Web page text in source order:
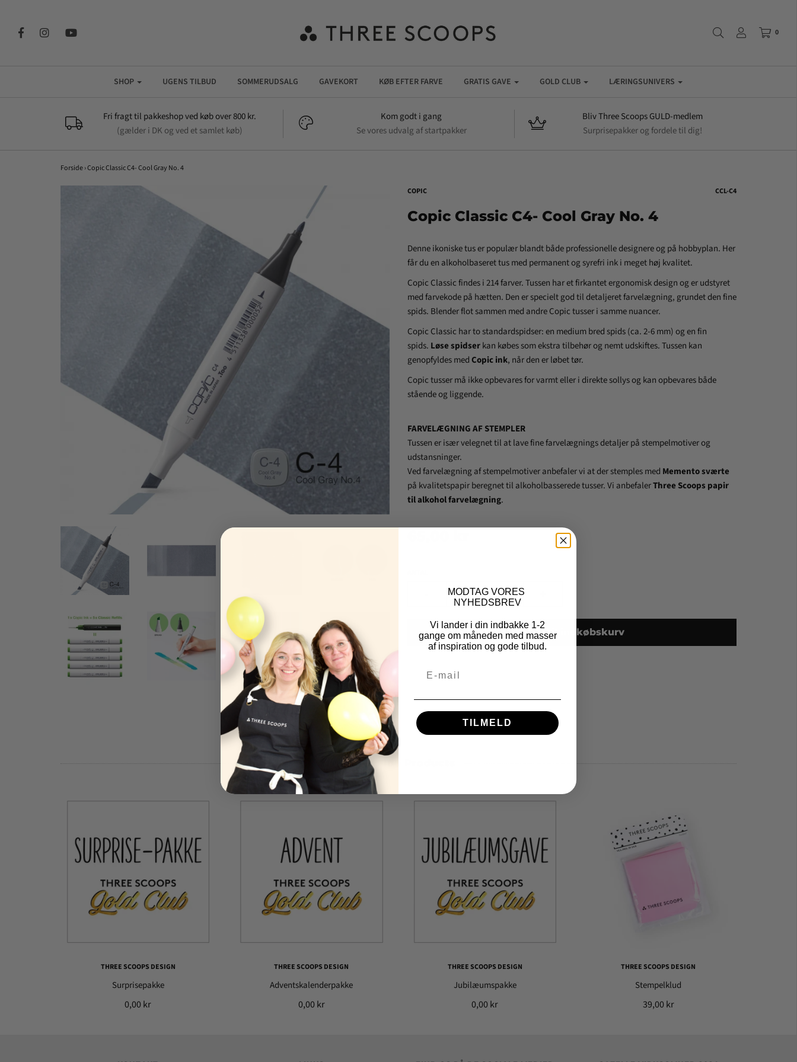
0
SHOP UGENS TILBUD SOMMERUDSALG GAVEKORT KØB EFTER FARVE GRATIS GAVE GOLD CLUB LÆRINGSUNIVERS
Fri fragt til pakkeshop ved køb over 800 kr.
(gælder i DK og ved et samlet køb)
Kom godt i gang
Se vores udvalg af startpakker
Bliv Three Scoops GULD-medlem
Surprisepakker og fordele til dig!
Forside ›Copic Classic C4- Cool Gray No. 4
COPIC CCL-C4
Copic Classic C4- Cool Gray No. 4
Denne ikoniske tus er populær blandt både professionelle designere og på hobbyplan. Her
får du en alkoholbaseret tus med permanent og syrefri ink i meget høj kvalitet.
Copic Classic findes i 214 farver. Tussen har et firkantet ergonomisk design og er udstyret
med farvekode på hætten. Den er specielt god til detaljeret farvelægning, grundet den fine
spids. Blender flot sammen med andre Copic tusser i samme nuancer.
Copic Classic har to standardspidser: en medium bred spids (ca. 2-6 mm) og en fin
spids. Løse spidserkan købes som ekstra tilbehør og nemt udskiftes. Tussen kan
genopfyldes medCopic ink, når den er løbet tør.
Copic tusser må ikke opbevares for varmt eller i direkte sollys og kan opbevares både
stående og liggende.
FARVELÆGNING AF STEMPLER
Tussen er især velegnet til at lave fine farvelægnings detaljer på stempelmotiver og
udstansninger.
Ved farvelægning af stempelmotiver anbefaler vi at der stemples med Memento sværte
på kvalitetspapir beregnet til alkoholbasserede tusser.Vi anbefalerThree Scoops papir
til alkohol farvelægning.
Tilføj til indkøbskurv
Other Fine Products
THREE SCOOPS DESIGN
Surprisepakke
0,00 kr
THREE SCOOPS DESIGN
Adventskalenderpakke
0,00 kr
THREE SCOOPS DESIGN
Jubilæumspakke
0,00 kr
THREE SCOOPS DESIGN
Stempelklud
39,00 kr
MODTAG VORES
NYHEDSBREV
Vi lander i din indbakke 1-2
gange om måneden med masser
af inspiration og gode tilbud.
TILMELD